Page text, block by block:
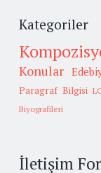
Kategoriler
Konular
Paragraf Bilgisi
Biyografileri
İletişim